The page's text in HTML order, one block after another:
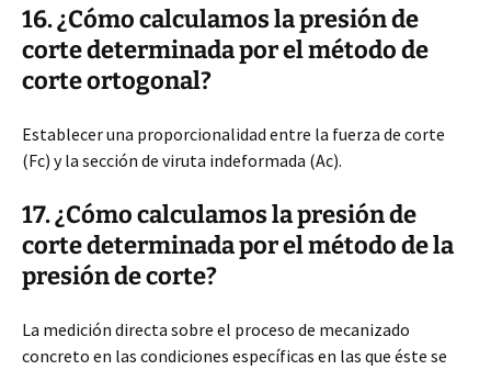
16. ¿Cómo calculamos la presión de
corte determinada por el método de
corte ortogonal?
Establecer una proporcionalidad entre la fuerza de corte
(Fc) y la sección de viruta indeformada (Ac).
17. ¿Cómo calculamos la presión de
corte determinada por el método de la
presión de corte?
La medición directa sobre el proceso de mecanizado
concreto en las condiciones específicas en las que éste se